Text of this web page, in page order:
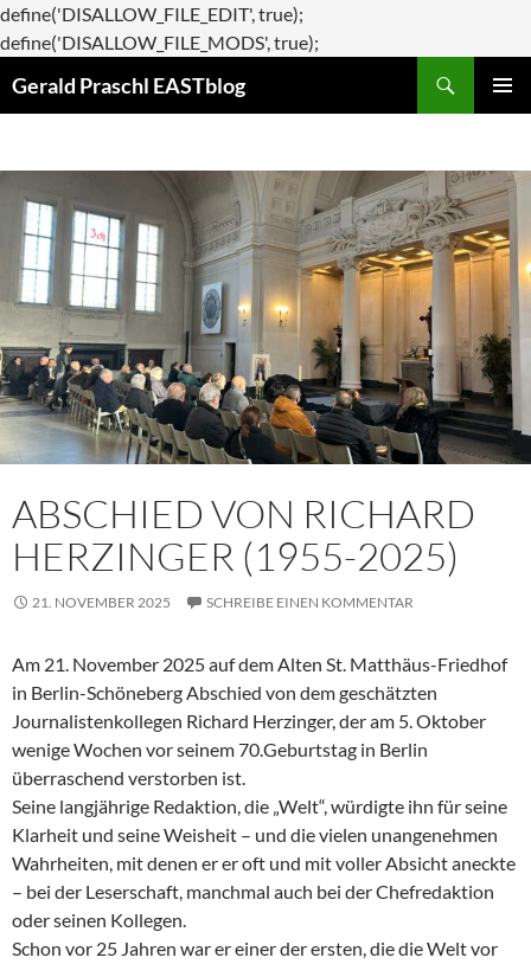
define('DISALLOW_FILE_EDIT', true);
define('DISALLOW_FILE_MODS', true);
Gerald Praschl EASTblog
ABSCHIED VON RICHARD
HERZINGER (1955-2025)
21. NOVEMBER 2025 SCHREIBE EINEN KOMMENTAR
Am 21. November 2025 auf dem Alten St. Matthäus-Friedhof
in Berlin-Schöneberg Abschied von dem geschätzten
Journalistenkollegen Richard Herzinger, der am 5. Oktober
wenige Wochen vor seinem 70.Geburtstag in Berlin
überraschend verstorben ist.
Seine langjährige Redaktion, die „Welt“, würdigte ihn für seine
Klarheit und seine Weisheit – und die vielen unangenehmen
Wahrheiten, mit denen er er oft und mit voller Absicht aneckte
– bei der Leserschaft, manchmal auch bei der Chefredaktion
oder seinen Kollegen.
Schon vor 25 Jahren war er einer der ersten, die die Welt vor